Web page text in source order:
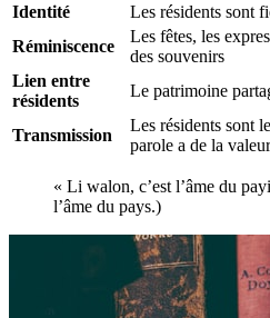
Identité
Les résidents sont
Réminiscence
Les fêtes, les
des souvenirs
Lien entre
résidents
Le patrimoine
Transmission
Les résidents sont
parole a de la valeur
« Li walon, c’est l’âme du
l’âme du pays.)